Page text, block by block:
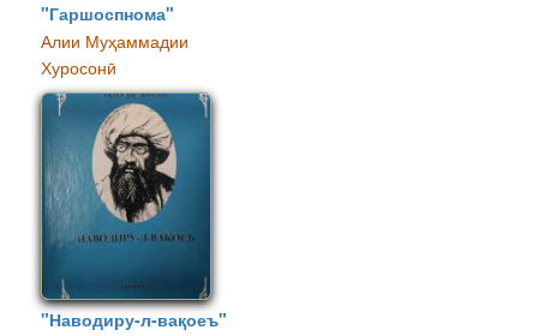
"Гаршоспнома"
Алии Муҳаммадии
Хуросонӣ
"Наводиру-л-вақоеъ"